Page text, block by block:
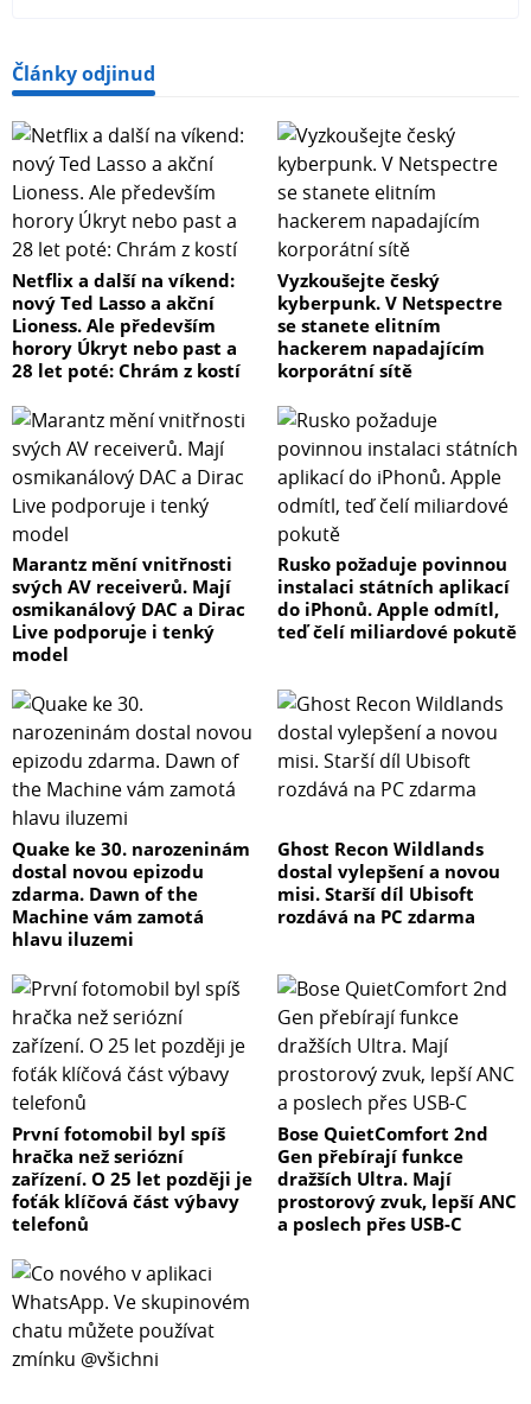
Články odjinud
Netflix a další na víkend:
nový Ted Lasso a akční
Lioness. Ale především
horory Úkryt nebo past a
28 let poté: Chrám z kostí
Vyzkoušejte český
kyberpunk. V Netspectre
se stanete elitním
hackerem napadajícím
korporátní sítě
Marantz mění vnitřnosti
svých AV receiverů. Mají
osmikanálový DAC a Dirac
Live podporuje i tenký
model
Rusko požaduje povinnou
instalaci státních aplikací
do iPhonů. Apple odmítl,
teď čelí miliardové pokutě
Quake ke 30. narozeninám
dostal novou epizodu
zdarma. Dawn of the
Machine vám zamotá
hlavu iluzemi
Ghost Recon Wildlands
dostal vylepšení a novou
misi. Starší díl Ubisoft
rozdává na PC zdarma
První fotomobil byl spíš
hračka než seriózní
zařízení. O 25 let později je
foťák klíčová část výbavy
telefonů
Bose QuietComfort 2nd
Gen přebírají funkce
dražších Ultra. Mají
prostorový zvuk, lepší ANC
a poslech přes USB-C